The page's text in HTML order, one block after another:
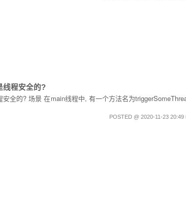
线程安全的?
全的? 场景 在main线程中, 有一个方法名为
POSTED @ 2020-11-23 20:49